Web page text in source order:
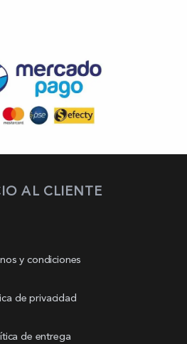
AL CLIENTE
y condiciones
de privacidad
de entrega